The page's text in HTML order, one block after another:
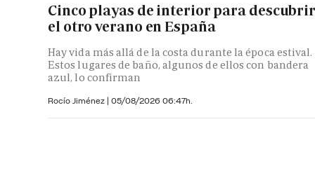
Cinco playas de interior para
el otro verano en España
Hay vida más allá de la costa durante la época estival.
Estos lugares de baño, algunos de ellos con bandera
azul, lo confirman
Rocío Jiménez | 05/08/2026 06:47h.